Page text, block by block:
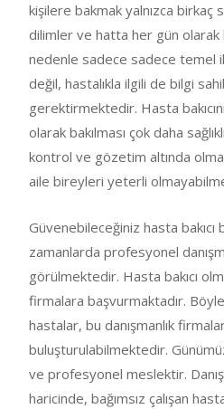
kişilere bakmak yalnızca birkaç
dilimler ve hatta her gün
nedenle sadece sadece temel
değil, hastalıkla ilgili de bilgi
gerektirmektedir. Hasta
olarak bakılması çok daha
kontrol ve gözetim altında
aile bireyleri yeterli
Güvenebileceğiniz hasta bakıcı
zamanlarda profesyonel
görülmektedir. Hasta bakıcı
firmalara başvurmaktadır.
hastalar, bu danışmanlık
buluşturulabilmektedir.
ve profesyonel meslektir.
haricinde, bağımsız çalışan